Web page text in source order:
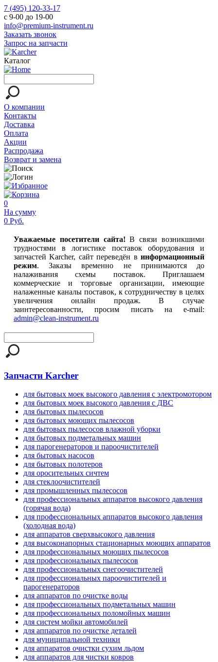
7 (495) 120-33-17
с 9-00 до 19-00
info@premium-instrument.ru
Заказать звонок
Запрос на запчасти
Каталог
О компании
Контакты
Доставка
Оплата
Акции
Распродажа
Возврат и замена
0
На сумму
0 Руб.
Уважаемые посетители сайта! В связи возникшими
трудностями в логистике поставок оборудования и
запчастей Karcher, сайт переведён в информационный
режим. Заказы временно не принимаются до
налаживания схемы поставок. Приглашаем
коммерческие и торговые организации, имеющие
налаженные каналы поставок, к сотрудничеству в целях
увеличения онлайн продаж. В случае
заинтересованности, просим писать на e-mail:
admin@clean-instrument.ru
Запчасти Karcher
для бытовых моек высокого давления с электромотором
для бытовых моек высокого давления с ДВС
для бытовых пылесосов
для бытовых моющих пылесосов
для бытовых пылесосов влажной уборки
для бытовых подметальных машин
для парогенераторов и пароочистителей
для бытовых насосов
для бытовых полотеров
для оросительных сичтем
для стеклоочистителей
для промышленных пылесосов
для профессиональных аппаратов высокого давления
(горячая вода)
для профессиональных аппаратов высокого давления
(холодная вода)
для аппаратов сверхвысокого давления
для высоконапорных стационарных моющих аппаратов
для профессиональных моющих пылесосов
для профессиональных пылесосов
для профессиональных снегоочистителей
для профессиональных пароочистителей и
парогенераторов
для аппаратов по очистке воды
для профессиональных подметальных машин
для профессиональных поломойных машин
для систем мойки автомобилей
для аппаратов по очистке деталей
для муниципальной техники
для аппаратов очистки сухим льдом
для аппаратов для чистки ковров